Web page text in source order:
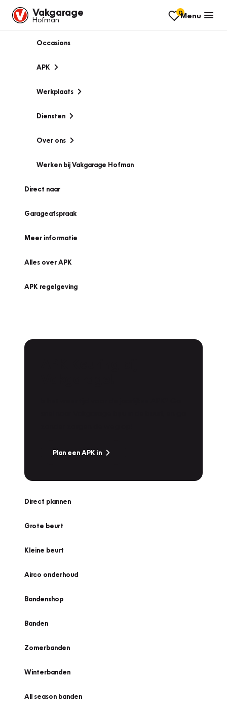
Vakgarage
Hofman
0Menu
Occasions
APK
Werkplaats
Diensten
Over ons
Werken bij Vakgarage Hofman
Direct naar
Garageafspraak
Meer informatie
Alles over APK
APK regelgeving
Plan een APK in
Direct plannen
Grote beurt
Kleine beurt
Airco onderhoud
Bandenshop
Banden
Zomerbanden
Winterbanden
All season banden